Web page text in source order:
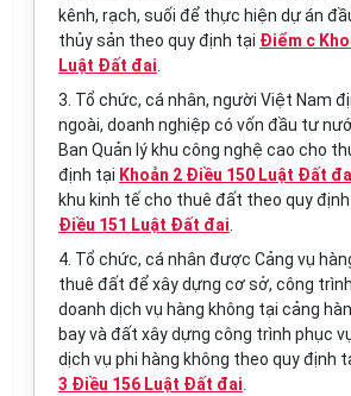
kênh, rạch, suối để thực hiện dự án
thủy sản theo quy định tại Điểm c
Luật Đất đai
3. Tổ chức, cá nhân, người Việt Nam
ngoài, doanh nghiệp có vốn đầu tư
Ban Quản lý khu công nghệ cao cho
định tại Khoản 2 Điều 150 Luật Đất
khu kinh tế cho thuê đất theo quy
Điều 151 Luật Đất đai
4. Tổ chức, cá nhân được Cảng vụ
thuê đất để xây dựng cơ sở, công
doanh dịch vụ hàng không tại cảng
bay và đất xây dựng công trình phục
dịch vụ phi hàng không theo quy định
3 Điều 156 Luật Đất đai